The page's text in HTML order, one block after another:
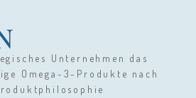
Unternehmen das
Omega-3-Produkte nach